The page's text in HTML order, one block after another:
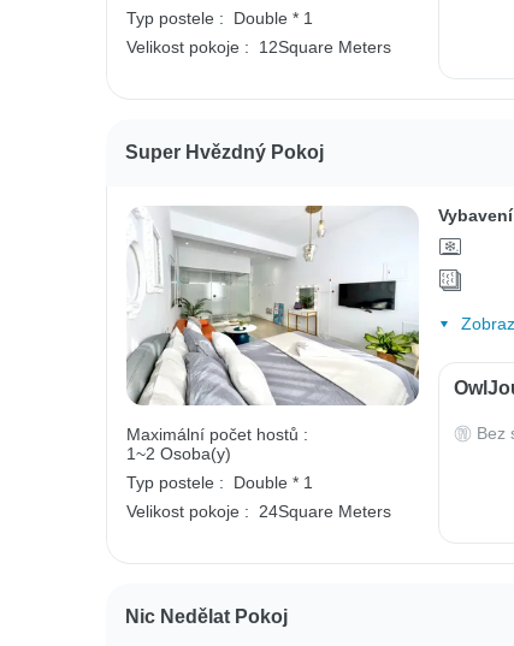
Typ postele :
Double * 1
Velikost pokoje :
12Square Meters
Super Hvězdný Pokoj
Maximální počet hostů :
1~2 Osoba(y)
Typ postele :
Double * 1
Velikost pokoje : 24Square Meters
Bez
Nic Nedělat Pokoj